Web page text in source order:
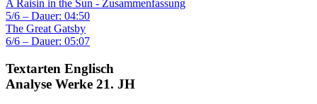
A Raisin in the Sun - Zusammenfassung
5/6 – Dauer: 04:50
The Great Gatsby
6/6 – Dauer: 05:07
Textarten Englisch
Analyse Werke 21. JH